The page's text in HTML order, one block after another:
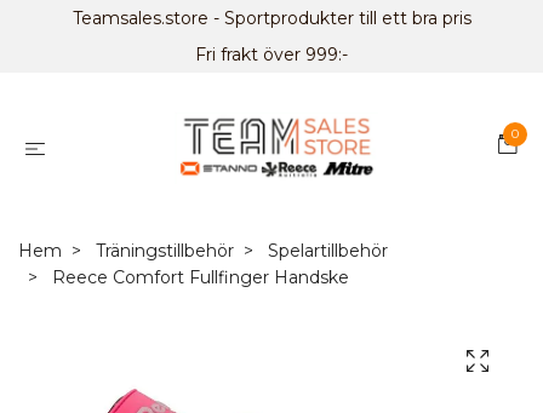
Teamsales.store - Sportprodukter till ett bra pris
Fri frakt över 999:-
0
Hem Träningstillbehör
Spelartillbehör
Reece Comfort Fullfinger Handske